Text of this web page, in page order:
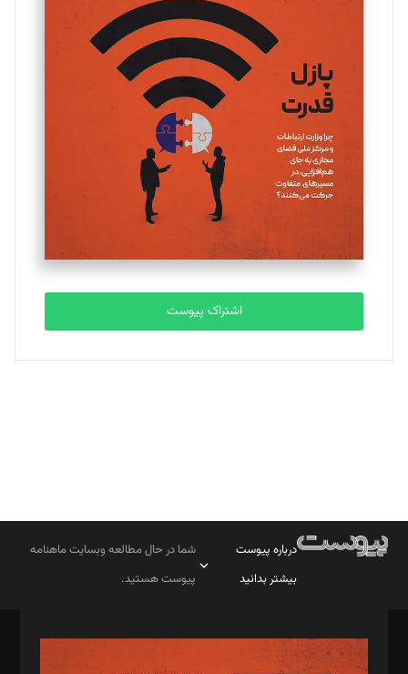
یسنا امان‌پور
تحریریه
ملینا جعفری
تحریریه
مصطفی مسجدی آرانی
تحریریه
بابک نقاش
تحریریه
اشتراک پیوست
درباره پیوست
بیشتر بدانید
شما در حال مطالعه وبسایت ماهنامه
پیوست هستید.
مدیر مسئول: محمدباقر اثنی‌عشری